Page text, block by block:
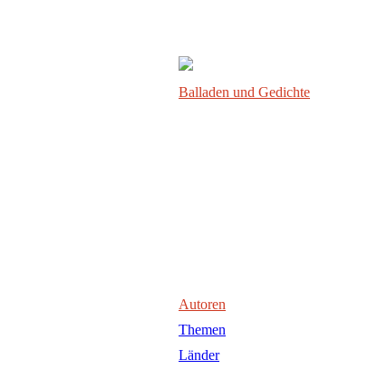
Balladen und Gedichte
Autoren
Themen
Länder